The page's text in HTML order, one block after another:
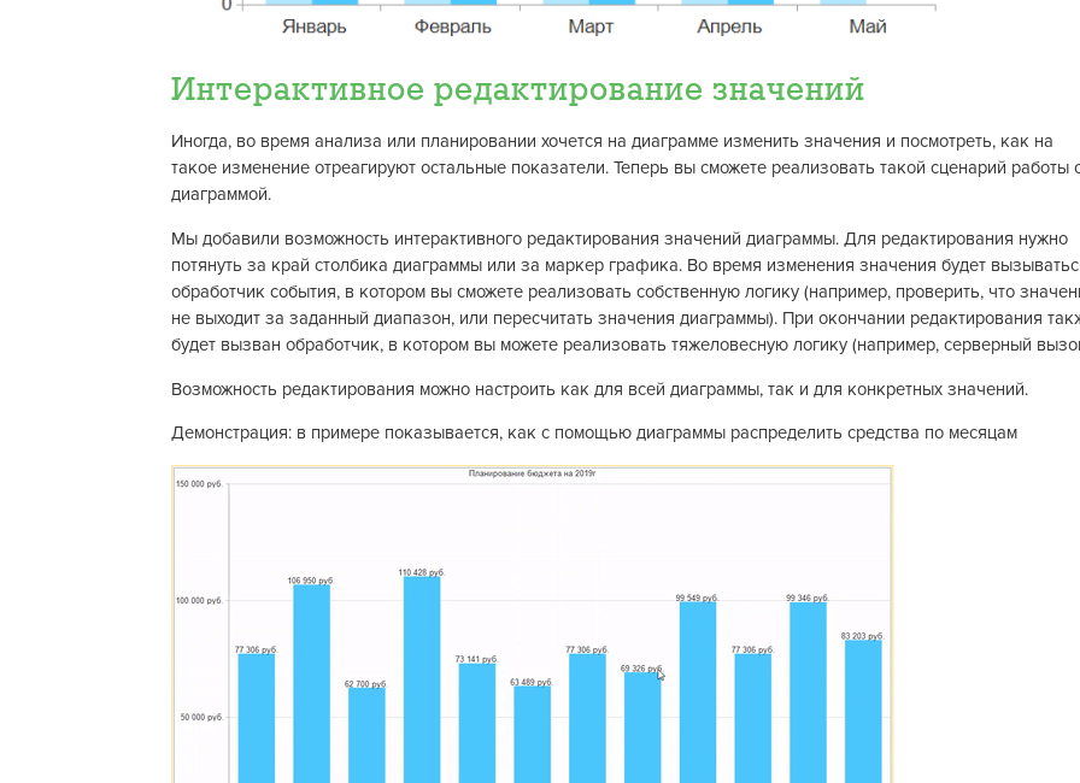
Интерактивное редактирование значений
Иногда, во время анализа или планировании хочется на диаграмме изменить значения и посмотреть, как на
такое изменение отреагируют остальные показатели. Теперь вы сможете реализовать такой сценарий работы
диаграммой.
Мы добавили возможность интерактивного редактирования значений диаграммы. Для редактирования нужно
потянуть за край столбика диаграммы или за маркер графика. Во время изменения значения будет
обработчик события, в котором вы сможете реализовать собственную логику (например, проверить, что
не выходит за заданный диапазон, или пересчитать значения диаграммы). При окончании редактирования
будет вызван обработчик, в котором вы можете реализовать тяжеловесную логику (например, серверный
Возможность редактирования можно настроить как для всей диаграммы, так и для конкретных значений.
Демонстрация: в примере показывается, как с помощью диаграммы распределить средства по месяцам